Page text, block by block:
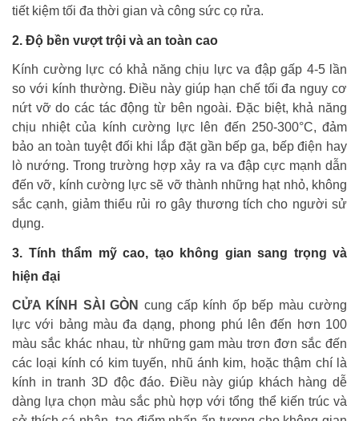
tiết kiệm tối đa thời gian và công sức cọ rửa.
2. Độ bền vượt trội và an toàn cao
Kính cường lực có khả năng chịu lực va đập gấp 4-5 lần
so với kính thường. Điều này giúp hạn chế tối đa nguy cơ
nứt vỡ do các tác động từ bên ngoài. Đặc biệt, khả năng
chịu nhiệt của kính cường lực lên đến 250-300°C, đảm
bảo an toàn tuyệt đối khi lắp đặt gần bếp ga, bếp điện hay
lò nướng. Trong trường hợp xảy ra va đập cực mạnh dẫn
đến vỡ, kính cường lực sẽ vỡ thành những hạt nhỏ, không
sắc cạnh, giảm thiểu rủi ro gây thương tích cho người sử
dụng.
3. Tính thẩm mỹ cao, tạo không gian sang trọng và
hiện đại
CỬA KÍNH SÀI GÒN cung cấp kính ốp bếp màu cường
lực với bảng màu đa dạng, phong phú lên đến hơn 100
màu sắc khác nhau, từ những gam màu trơn đơn sắc đến
các loại kính có kim tuyến, nhũ ánh kim, hoặc thậm chí là
kính in tranh 3D độc đáo. Điều này giúp khách hàng dễ
dàng lựa chọn màu sắc phù hợp với tổng thể kiến trúc và